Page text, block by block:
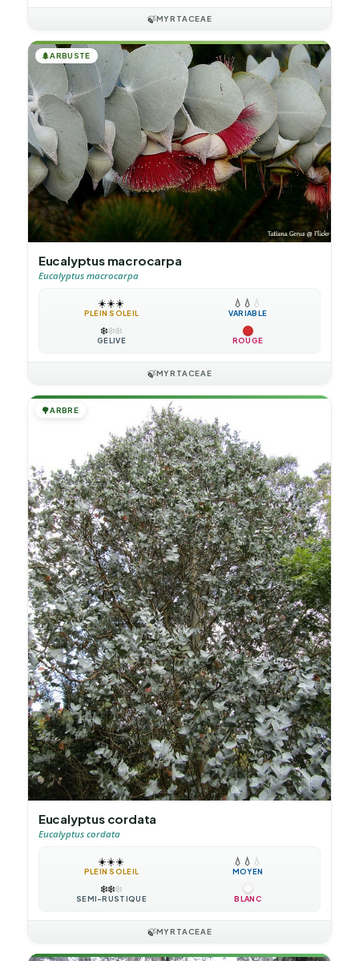
🍃MYRTACEAE
🌲ARBUSTE
Eucalyptus macrocarpa
Eucalyptus macrocarpa
☀️☀️☀️
PLEIN SOLEIL
💧 💧 💧
VARIABLE
❄️❄️❄️
GÉLIVE ROUGE
🍃MYRTACEAE
🌳ARBRE
Eucalyptus cordata
Eucalyptus cordata
☀️☀️☀️
PLEIN SOLEIL
💧 💧 💧
MOYEN
❄️❄️❄️
SEMI-RUSTIQUE BLANC
🍃MYRTACEAE